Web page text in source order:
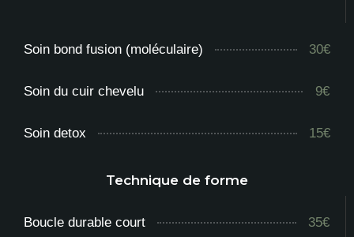
Soin bond fusion (moléculaire) 30€
Soin du cuir chevelu 9€
Soin detox 15€
Technique de forme
Boucle durable court 35€